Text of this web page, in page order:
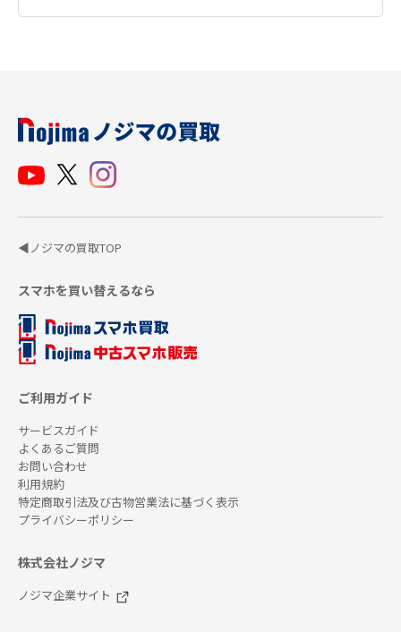
◀ノジマの買取TOP
スマホを買い替えるなら
ご利用ガイド
サービスガイド
よくあるご質問
お問い合わせ
利用規約
特定商取引法及び古物営業法に基づく表示
プライバシーポリシー
株式会社ノジマ
ノジマ企業サイト